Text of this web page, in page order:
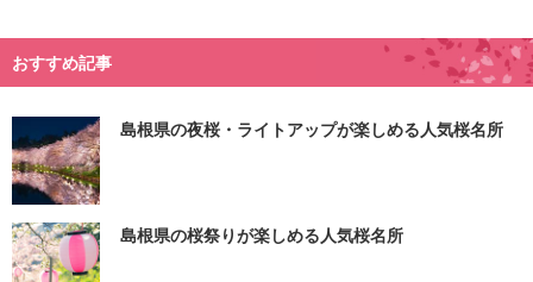
おすすめ記事
島根県の夜桜・ライトアップが楽しめる人気桜名所
島根県の桜祭りが楽しめる人気桜名所